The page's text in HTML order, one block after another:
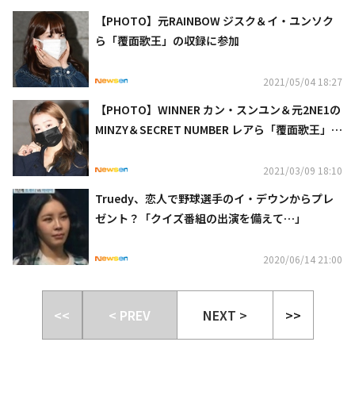
【PHOTO】元RAINBOW ジスク＆イ・ユンソク
ら「覆面歌王」の収録に参加
2021/05/04 18:27
【PHOTO】WINNER カン・スンユン＆元2NE1の
MINZY＆SECRET NUMBER レアら「覆面歌王」の
2021/03/09 18:10
Truedy、恋人で野球選手のイ・デウンからプレ
ゼント？「クイズ番組の出演を備えて…」
2020/06/14 21:00
<< < PREV NEXT > >>